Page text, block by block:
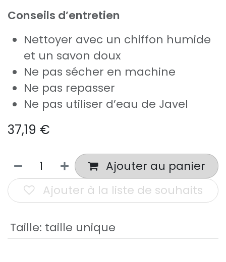
Conseils d’entretien
Nettoyer avec un chiffon humide
et un savon doux
Ne pas sécher en machine
Ne pas repasser
Ne pas utiliser d’eau de Javel
37,19 €
Ajouter au panier
Ajouter à la liste de souhaits
Taille: taille unique